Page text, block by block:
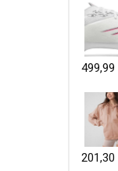
499,99
201,30